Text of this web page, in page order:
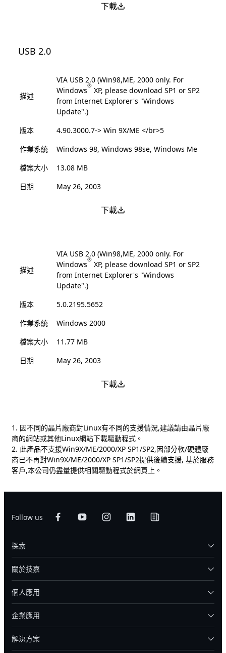
下載
USB 2.0
描述
VIA USB 2.0 (Win98,ME, 2000 only. For
Windows® XP, please download SP1 or SP2
from Internet Explorer's "Windows
Update".)
版本
4.90.3000.7-> Win 9X/ME </br>5
作業系統
Windows 98, Windows 98se, Windows Me
檔案大小
13.08 MB
日期
May 26, 2003
下載
描述
VIA USB 2.0 (Win98,ME, 2000 only. For
Windows® XP, please download SP1 or SP2
from Internet Explorer's "Windows
Update".)
版本
5.0.2195.5652
作業系統
Windows 2000
檔案大小
11.77 MB
日期
May 26, 2003
下載
1. 因不同的晶片廠商對Linux有不同的支援情況,建議請由晶片廠
商的網站或其他Linux網站下載驅動程式。
2. 此產品不支援Win9X/ME/2000/XP SP1/SP2,因部分軟/硬體廠
商已不再對Win9X/ME/2000/XP SP1/SP2提供後續支援, 基於服務
客戶,本公司仍盡量提供相關驅動程式於網頁上。
Follow us
探索
關於技嘉
個人應用
企業應用
解決方案